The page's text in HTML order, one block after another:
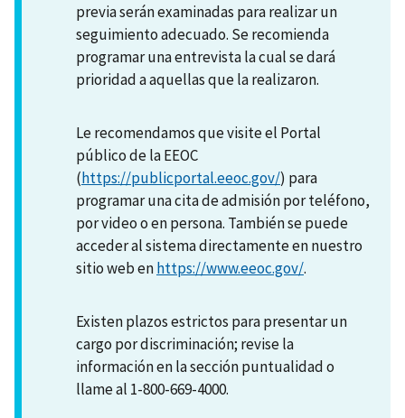
previa serán examinadas para realizar un
seguimiento adecuado. Se recomienda
programar una entrevista la cual se dará
prioridad a aquellas que la realizaron.
Le recomendamos que visite el Portal
público de la EEOC
(https://publicportal.eeoc.gov/) para
programar una cita de admisión por teléfono,
por video o en persona. También se puede
acceder al sistema directamente en nuestro
sitio web enhttps://www.eeoc.gov/.
Existen plazos estrictos para presentar un
cargo por discriminación; revise la
información en la sección puntualidad o
llame al 1-800-669-4000.